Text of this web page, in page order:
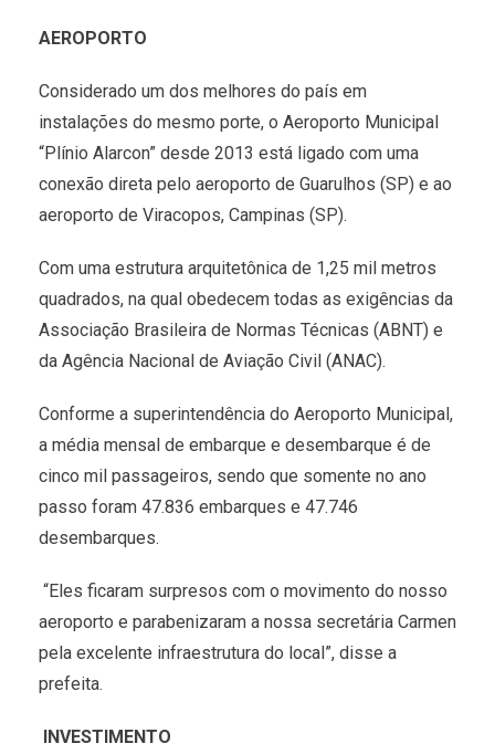
AEROPORTO
Considerado um dos melhores do país em
instalações do mesmo porte, o Aeroporto Municipal
“Plínio Alarcon” desde 2013 está ligado com uma
conexão direta pelo aeroporto de Guarulhos (SP) e ao
aeroporto de Viracopos, Campinas (SP).
Com uma estrutura arquitetônica de 1,25 mil metros
quadrados, na qual obedecem todas as exigências da
Associação Brasileira de Normas Técnicas (ABNT) e
da Agência Nacional de Aviação Civil (ANAC).
Conforme a superintendência do Aeroporto Municipal,
a média mensal de embarque e desembarque é de
cinco mil passageiros, sendo que somente no ano
passo foram 47.836 embarques e 47.746
desembarques.
“Eles ficaram surpresos com o movimento do nosso
aeroporto e parabenizaram a nossa secretária Carmen
pela excelente infraestrutura do local”, disse a
prefeita.
INVESTIMENTO